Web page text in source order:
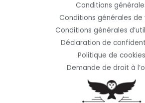
Conditions
Conditions générales de
Conditions générales
Déclaration de
Politique de cookies
Demande de droit à